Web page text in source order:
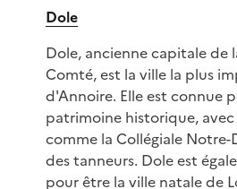
Dole
Dole, ancienne capitale de
Comté, est la ville la plus
d'Annoire. Elle est connue
patrimoine historique,
comme la Collégiale Notre-
des tanneurs. Dole est
pour être la ville natale de